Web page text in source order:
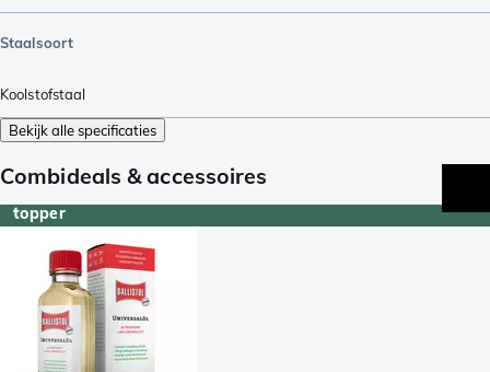
Staalsoort
Koolstofstaal
Bekijk alle specificaties
Combideals & accessoires
topper